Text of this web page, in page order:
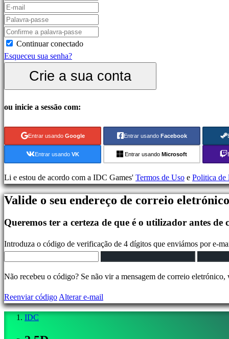
RPG
Jogos
de
Desporto
Jogos
Atirador
Jogos
Jogos
casuais
Jogos
indie
Jogos
de
simulação
de
Jogos
de
luta
Comunidade
Continuar conectado
Esqueceu sua senha?
Crie a sua conta
ou inicie a sessão com:
Entrar usando Google Entrar usando Facebook
Entrar usando VK Entrar usando Microsoft
Li e estou de acordo com a IDC Games' Termos de Uso e Politica de
Valide o seu endereço de correio eletrónico
Queremos ter a certeza de que é o utilizador antes de
Introduza o código de verificação de 4 dígitos que enviámos por e-
Não recebeu o código? Se não vir a mensagem de correio eletrónico,
Reenviar código Alterar e-mail
IDC